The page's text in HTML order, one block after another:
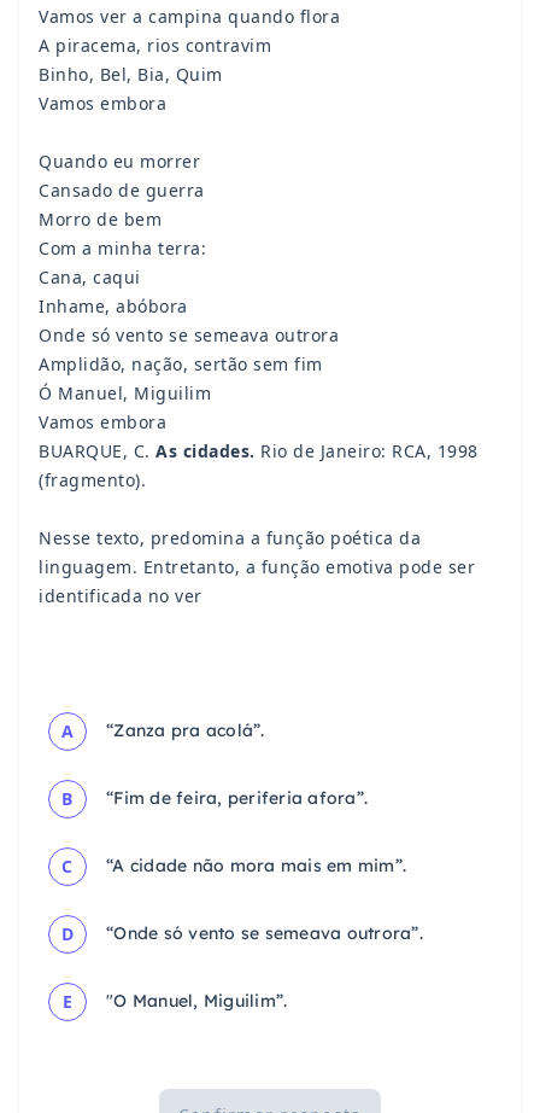
Vamos ver a campina quando flora
A piracema, rios contravim
Binho, Bel, Bia, Quim
Vamos embora
Quando eu morrer
Cansado de guerra
Morro de bem
Com a minha terra:
Cana, caqui
Inhame, abóbora
Onde só vento se semeava outrora
Amplidão, nação, sertão sem fim
Ó Manuel, Miguilim
Vamos embora
BUARQUE, C. As cidades. Rio de Janeiro: RCA, 1998
(fragmento).
Nesse texto, predomina a função poética da
linguagem. Entretanto, a função emotiva pode ser
identificada no ver
A “Zanza pra acolá”.
B “Fim de feira, periferia afora”.
C “A cidade não mora mais em mim”.
D “Onde só vento se semeava outrora”.
E "O Manuel, Miguilim”.